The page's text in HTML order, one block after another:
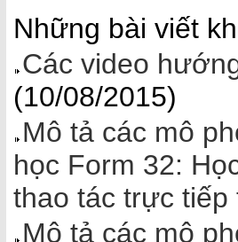
Những bài viết
Các video
(10/08/2015)
Mô tả các mô
học Form 32:
thao tác trực tiếp
Mô tả các mô